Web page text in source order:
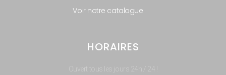
Voir notre catalogue
HORAIRES
Ouvert tous les jours 24h / 24 !